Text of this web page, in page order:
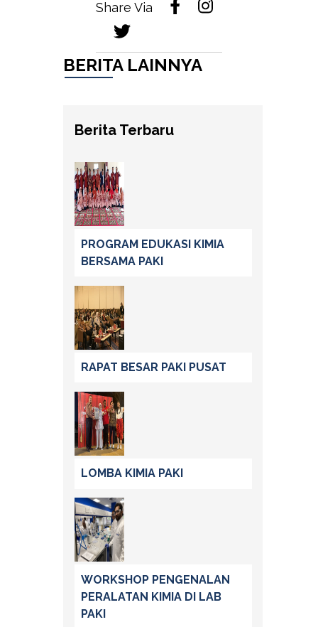
Share Via
BERITA LAINNYA
Berita Terbaru
PROGRAM EDUKASI KIMIA
BERSAMA PAKI
RAPAT BESAR PAKI PUSAT
LOMBA KIMIA PAKI
WORKSHOP PENGENALAN
PERALATAN KIMIA DI LAB
PAKI